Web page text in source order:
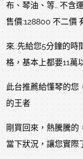
布、琴油、等.. 不含
售價:128800 不二價
來..先給您5分鐘的時
格，基本上都要11萬
此台推薦給懂琴的您
的王者
剛買回來，熱騰騰的
當下狀況，讓您實際